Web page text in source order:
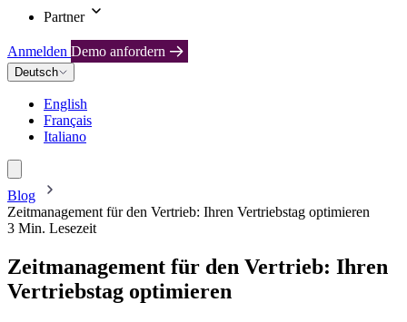
Partner
Anmelden Demo anfordern
Deutsch
English
Français
Italiano
Blog
Zeitmanagement für den Vertrieb: Ihren Vertriebstag optimieren
3 Min. Lesezeit
Zeitmanagement für den Vertrieb: Ihren
Vertriebstag optimieren